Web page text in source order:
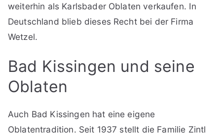
weiterhin als Karlsbader Oblaten verkaufen. In
Deutschland blieb dieses Recht bei der Firma
Wetzel.
Bad Kissingen und seine
Oblaten
Auch Bad Kissingen hat eine eigene
Oblatentradition. Seit 1937 stellt die Familie Zintl